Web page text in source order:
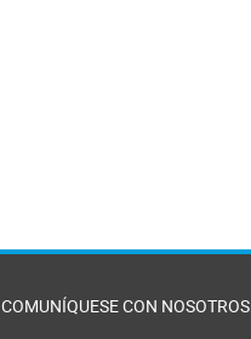
COMUNÍQUESE CON NOSOTROS